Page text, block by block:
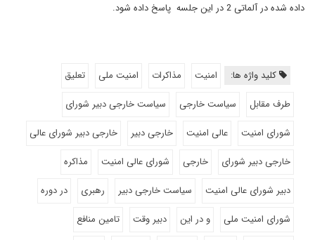
داده شده در آلماتی 2 در این جلسه پاسخ داده شود.
کلید واژه ها: امنیت مذاکرات امنیت ملی
تعلیق
طرف مقابل
سیاست خارجی
سیاست خارجی دبیر شورای
شورای امنیت
عالی امنیت خارجی دبیر
خارجی دبیر شورای عالی
خارجی دبیر شورای
خارجی شورای عالی امنیت
مذاکره
دبیر شورای عالی امنیت
سیاست خارجی دبیر رهبری
در دوره
شورای امنیت ملی
و در این دبیر وقت
تامین منافع